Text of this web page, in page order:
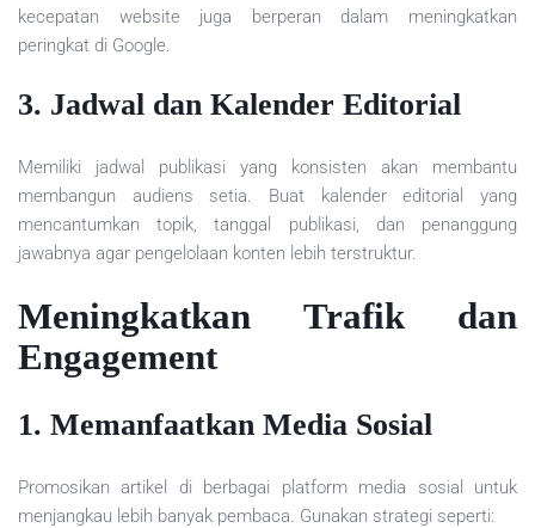
kecepatan website juga berperan dalam meningkatkan
peringkat di Google.
3. Jadwal dan Kalender Editorial
Memiliki jadwal publikasi yang konsisten akan membantu
membangun audiens setia. Buat kalender editorial yang
mencantumkan topik, tanggal publikasi, dan penanggung
jawabnya agar pengelolaan konten lebih terstruktur.
Meningkatkan Trafik dan
Engagement
1. Memanfaatkan Media Sosial
Promosikan artikel di berbagai platform media sosial untuk
menjangkau lebih banyak pembaca. Gunakan strategi seperti: